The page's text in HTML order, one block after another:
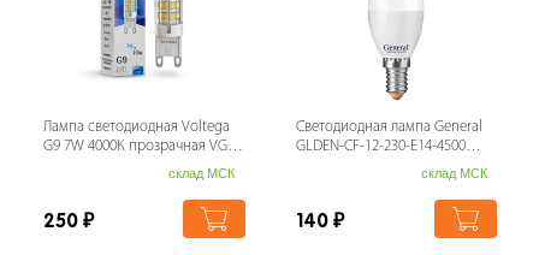
Лампа светодиодная Voltega
G9 7W 4000К прозрачная VG9-
склад МСК
250 ₽
Светодиодная лампа General
GLDEN-CF-12-230-E14-4500
склад МСК
140 ₽